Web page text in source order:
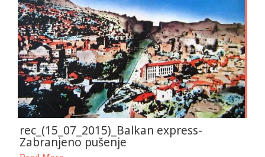
rec_(15_07_2015)_Balkan express-
Zabranjeno pušenje